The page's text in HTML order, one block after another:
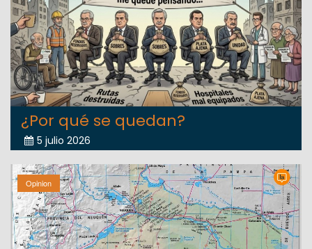
¿Por qué se quedan?
5 julio 2026
Opinion